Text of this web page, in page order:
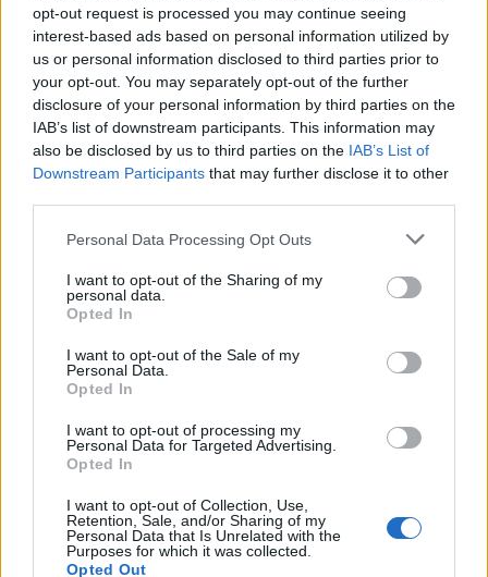
opt-out request is processed you may continue seeing
interest-based ads based on personal information utilized by
us or personal information disclosed to third parties prior to
your opt-out. You may separately opt-out of the further
disclosure of your personal information by third parties on the
IAB’s list of downstream participants. This information may
also be disclosed by us to third parties on the IAB’s List of
Downstream Participants that may further disclose it to other
Please note that this website/app uses one or more Google
not limited to your visit or usage behaviour. You may click to
grant or deny consent to Google and its third-party tags to
use your data for below specified purposes in below Google
consent section.
Personal Data Processing Opt Outs
I want to opt-out of the Sharing of my
personal data.
Opted In
I want to opt-out of the Sale of my
Personal Data.
Opted In
I want to opt-out of processing my
Personal Data for Targeted Advertising.
Opted In
I want to opt-out of Collection, Use,
Retention, Sale, and/or Sharing of my
Personal Data that Is Unrelated with the
Purposes for which it was collected.
Opted Out
Il est possible que le chef d’Etat, en irritant davantage les
supporters de football, ne fasse qu’accroître leur
du fait qu’il a souvent prolongé le protocole de la Coupe
de France avec des échanges froids et des gestes
d’affection, mais également d’échanges prolongés malgré
Quant à Emmanuel Macron, il n’a jamais cherché à garder
un profil bas dans ses interactions avec le football.
Autrefois défenseur latéral gauche dans l’équipe de l’ENA,
il a changé de poste pour devenir milieu de terrain
récupérateur. Pendant la campagne de 2017, il s’est
présenté comme un fervent adepte de l’Olympique de
Marseille, visitant le centre d’entraînement du club après